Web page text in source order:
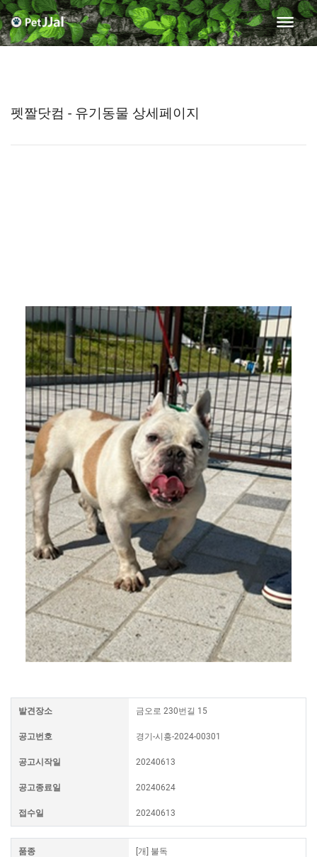
펫짤닷컴 - 유기동물 상세페이지
발견장소 금오로 230번길 15
공고번호 경기-시흥-2024-00301
공고시작일 20240613
공고종료일 20240624
접수일 20240613
품종 [개] 불독